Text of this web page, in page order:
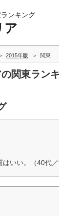
ンキング
ア
2015年版 関東
関東ラン
いい。（40代／